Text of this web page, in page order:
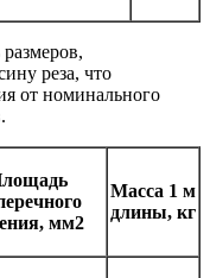
реза, что
от номинального
мм2
Масса 1 м
длины, кг